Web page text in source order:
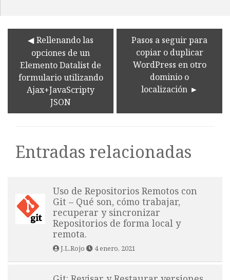
Rellenando las
opciones de un
Elemento Datalist de
formulario utilizando
Ajax+JavaScripty
JSON
Pasos a seguir para
copiar o duplicar
WordPress en otro
dominio o
localización
Entradas relacionadas
Uso de Repositorios Remotos con
Git – Qué son, cómo trabajar,
recuperar y sincronizar
Repositorios de forma local y
remota.
J.L.Rojo 4 enero, 2021